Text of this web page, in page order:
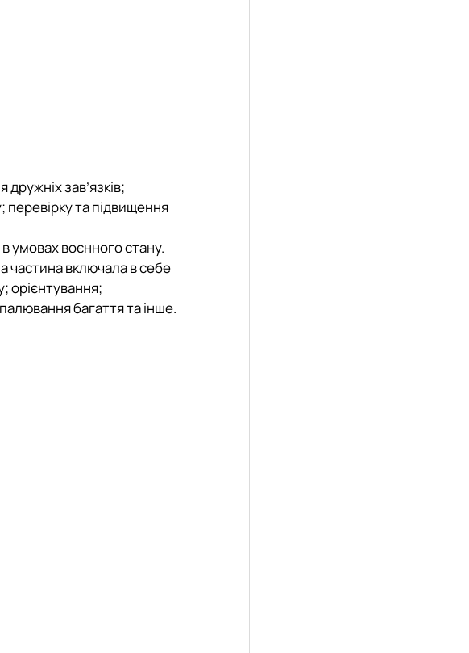
зав’язків;
перевірку та підвищення
умовах воєнного стану.
частина включала в себе
орієнтування;
багаття та інше.